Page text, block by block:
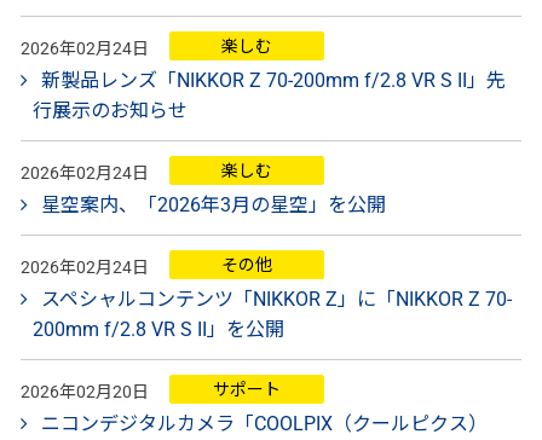
2026年02月24日 楽しむ
新製品レンズ「NIKKOR Z 70-200mm f/2.8 VR S II」先
行展示のお知らせ
2026年02月24日 楽しむ
星空案内、「2026年3月の星空」を公開
2026年02月24日 その他
スペシャルコンテンツ「NIKKOR Z」に「NIKKOR Z 70-
200mm f/2.8 VR S II」を公開
2026年02月20日 サポート
ニコンデジタルカメラ「COOLPIX（クールピクス）